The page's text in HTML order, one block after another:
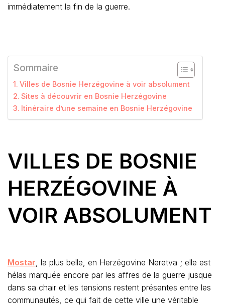
immédiatement la fin de la guerre.
Sommaire
Villes de Bosnie Herzégovine à voir absolument
Sites à découvrir en Bosnie Herzégovine
Itinéraire d’une semaine en Bosnie Herzégovine
VILLES DE BOSNIE
HERZÉGOVINE À
VOIR ABSOLUMENT
Mostar, la plus belle, en Herzégovine Neretva ; elle est
hélas marquée encore par les affres de la guerre jusque
dans sa chair et les tensions restent présentes entre les
communautés, ce qui fait de cette ville une véritable